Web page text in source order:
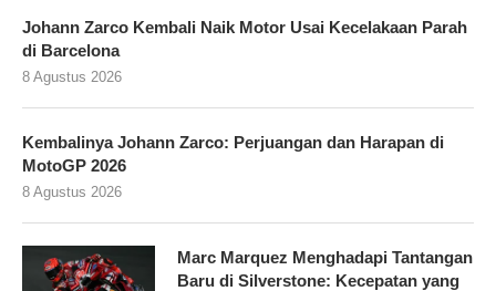
Johann Zarco Kembali Naik Motor Usai Kecelakaan Parah
di Barcelona
8 Agustus 2026
Kembalinya Johann Zarco: Perjuangan dan Harapan di
MotoGP 2026
8 Agustus 2026
Marc Marquez Menghadapi Tantangan
Baru di Silverstone: Kecepatan yang